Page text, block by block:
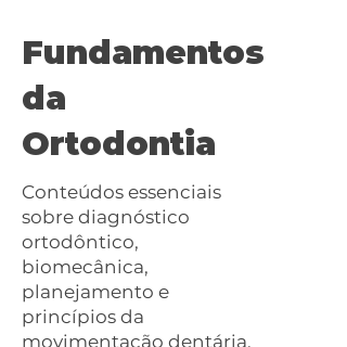
Fundamentos
da
Ortodontia
Conteúdos essenciais
sobre diagnóstico
ortodôntico,
biomecânica,
planejamento e
princípios da
movimentação dentária.